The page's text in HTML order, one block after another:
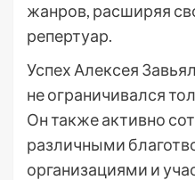
жанров, расширяя
репертуар.
Успех Алексея
не ограничивался
Он также активно
различными
организациями и